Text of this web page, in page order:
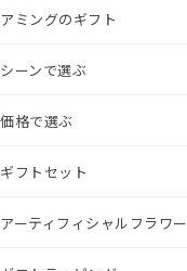
アミングのギフト
シーンで選ぶ
価格で選ぶ
ギフトセット
アーティフィシャルフラワー